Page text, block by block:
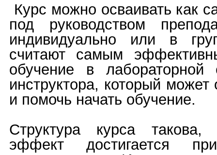
Курс можно осваивать как
под руководством
индивидуально или в
считают самым
обучение в лабораторной
инструктора, который может
и помочь начать обучение.
Структура курса
эффект достигается